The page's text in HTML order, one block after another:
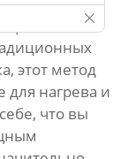
всё
этот метод
для нагрева и
что вы